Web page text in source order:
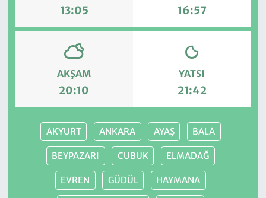
13:05 16:57
AKŞAM
20:10
YATSI
21:42
AKYURT ANKARA AYAŞ BALA
BEYPAZARI CUBUK ELMADAĞ
EVREN GÜDÜL HAYMANA